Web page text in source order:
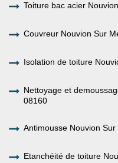
Toiture bac acier
Couvreur Nouvion Sur
Isolation de toiture
Nettoyage et
08160
Antimousse Nouvion
Etanchéité de toiture